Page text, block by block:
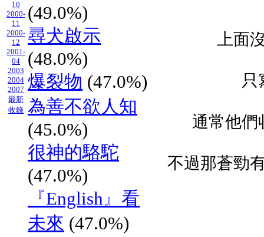
10
2000-
11
2000-
12
2001-
04
2003
2004
2007
最新
收錄
(49.0%)
尋犬啟示
(48.0%)
爆裂物 (47.0%)
為善不欲人知
(45.0%)
很神的駱駝
(47.0%)
『English』看
未來 (47.0%)
上面
只
通常他們
不過那蒼勁